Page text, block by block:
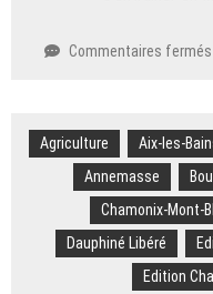
Commentaires fermés
Agriculture Aix-les-
Annemasse
Chamonix-Mont-
Dauphiné Libéré
Edition